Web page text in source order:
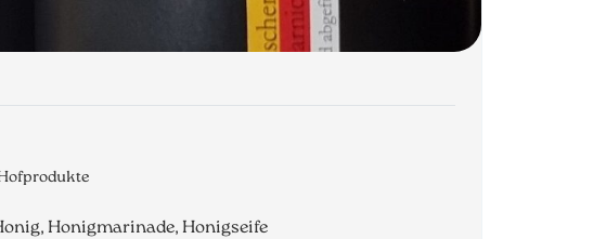
Honigmarinade, Honigseife